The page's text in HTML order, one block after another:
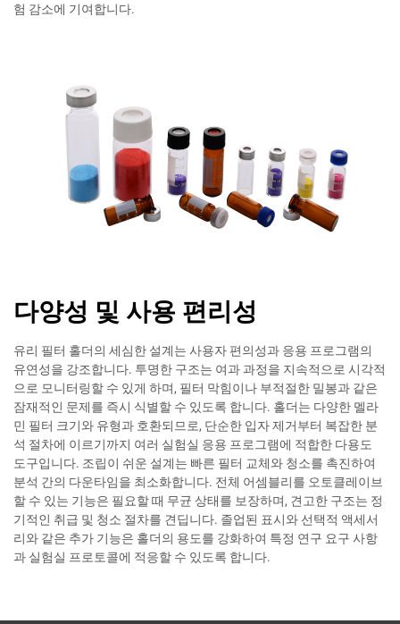
험 감소에 기여합니다.
다양성 및 사용 편리성
유리 필터 홀더의 세심한 설계는 사용자 편의성과 응용 프로그램의
유연성을 강조합니다. 투명한 구조는 여과 과정을 지속적으로 시각적
으로 모니터링할 수 있게 하며, 필터 막힘이나 부적절한 밀봉과 같은
잠재적인 문제를 즉시 식별할 수 있도록 합니다. 홀더는 다양한 멜라
민 필터 크기와 유형과 호환되므로, 단순한 입자 제거부터 복잡한 분
석 절차에 이르기까지 여러 실험실 응용 프로그램에 적합한 다용도
도구입니다. 조립이 쉬운 설계는 빠른 필터 교체와 청소를 촉진하여
분석 간의 다운타임을 최소화합니다. 전체 어셈블리를 오토클레이브
할 수 있는 기능은 필요할 때 무균 상태를 보장하며, 견고한 구조는 정
기적인 취급 및 청소 절차를 견딥니다. 졸업된 표시와 선택적 액세서
리와 같은 추가 기능은 홀더의 용도를 강화하여 특정 연구 요구 사항
과 실험실 프로토콜에 적응할 수 있도록 합니다.